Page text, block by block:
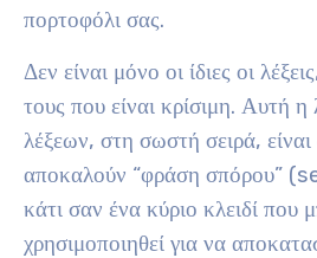
πορτοφόλι σας.
Δεν είναι μόνο οι ίδιες οι
τους που είναι κρίσιμη. Αυτή η
λέξεων, στη σωστή σειρά,
αποκαλούν “φράση σπόρου”
κάτι σαν ένα κύριο κλειδί που
χρησιμοποιηθεί για να